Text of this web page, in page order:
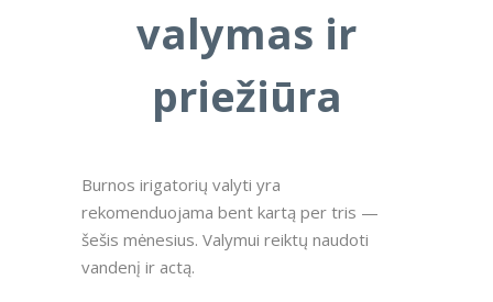
valymas ir
priežiūra
Burnos irigatorių valyti yra
rekomenduojama bent kartą per tris —
šešis mėnesius. Valymui reiktų naudoti
vandenį ir actą.